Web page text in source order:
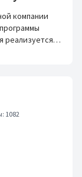
компании
реализуется
1082